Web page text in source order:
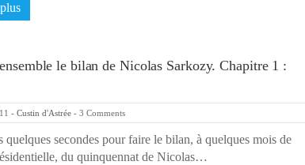
le bilan de Nicolas Sarkozy. Chapitre 1 :
- Custin d'Astrée - 3 Comments
quelques secondes pour faire le bilan, à quelques mois de
du quinquennat de Nicolas…